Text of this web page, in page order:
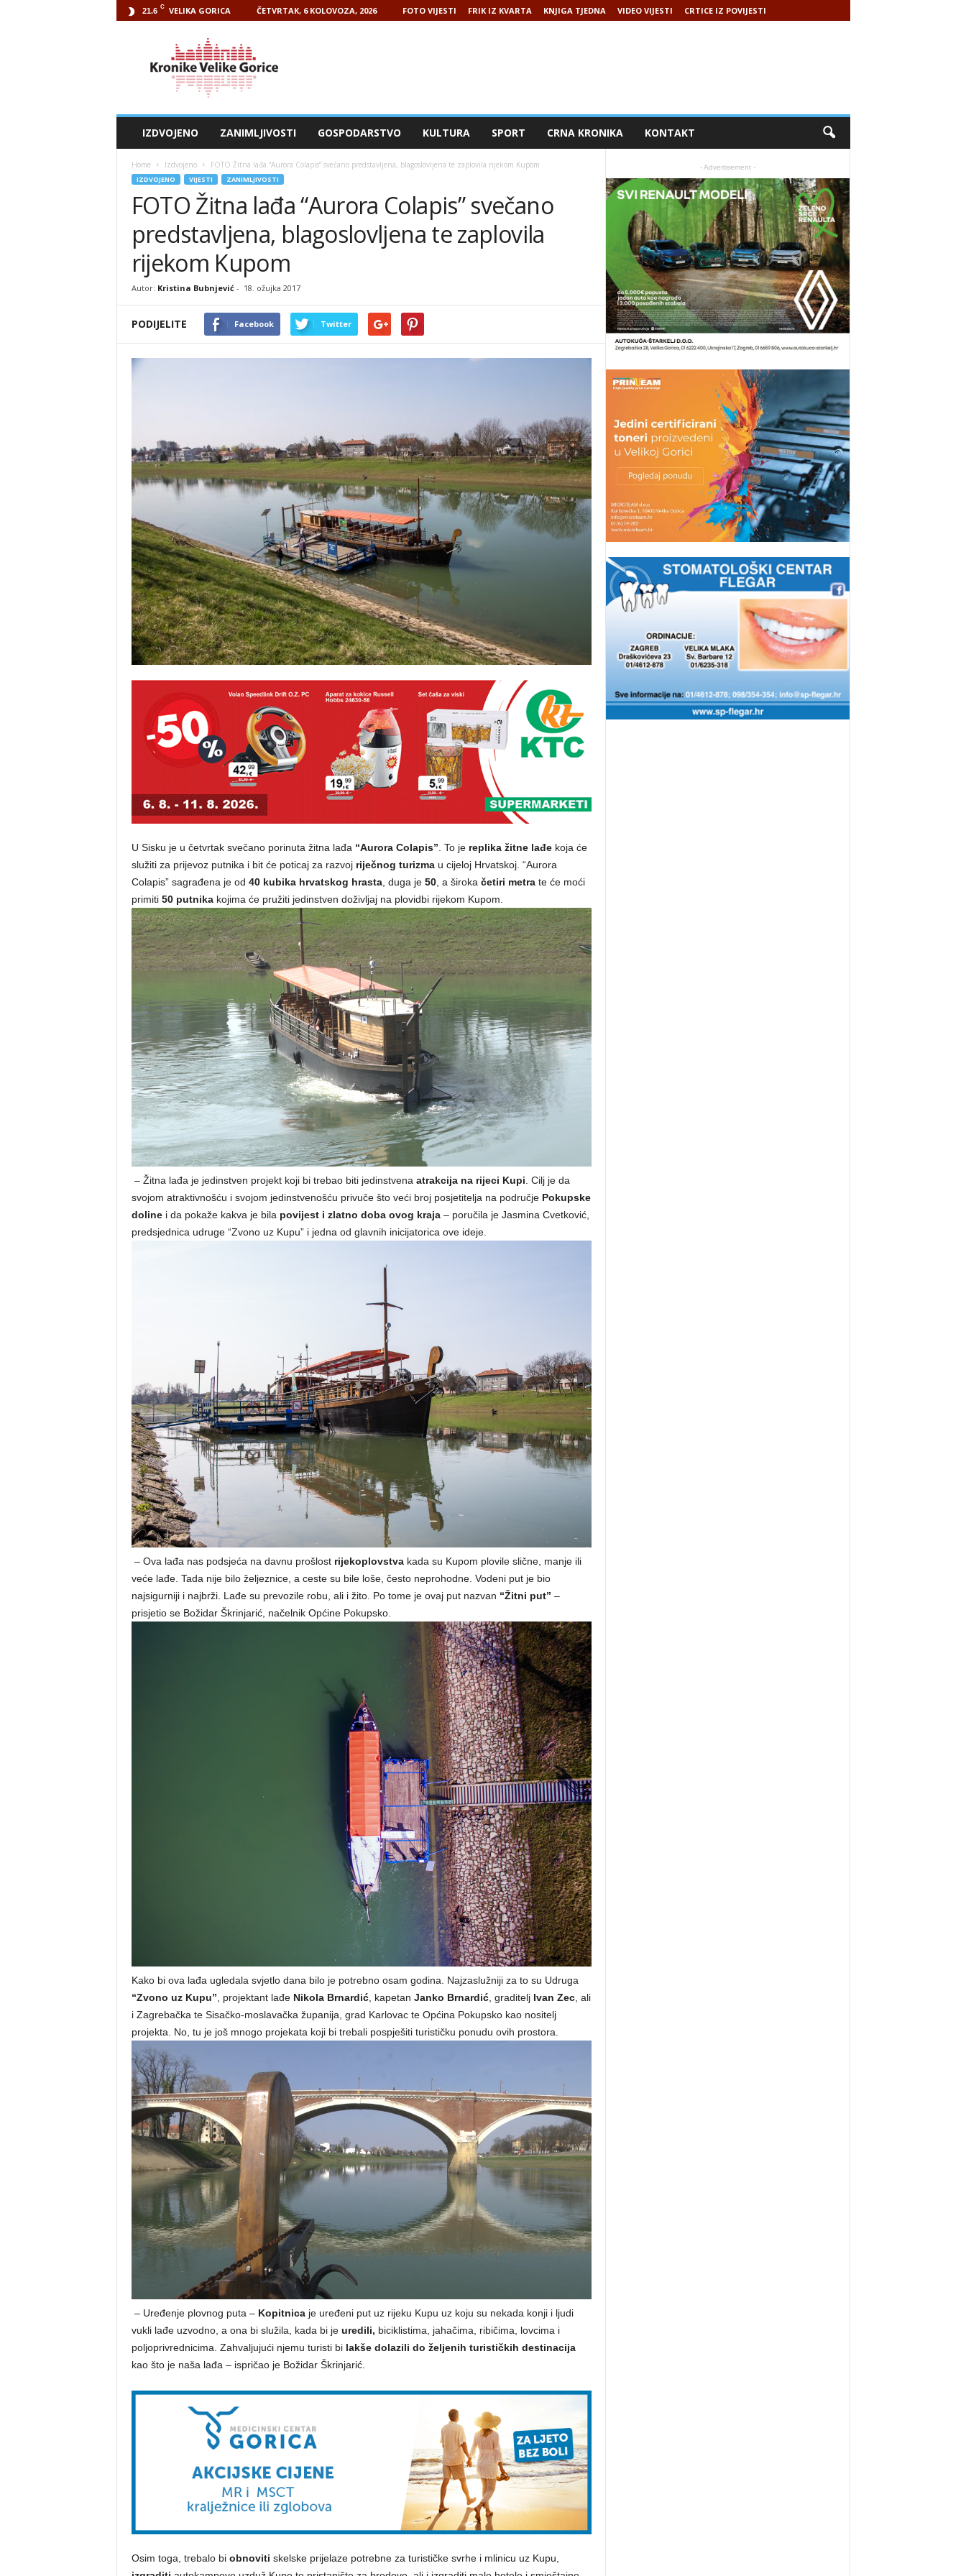
21.6 C VELIKA GORICA ČETVRTAK, 6 KOLOVOZA, 2026 FOTO VIJESTI FRIK IZ KVARTA KNJIGA TJEDNA VIDEO VIJESTI CRTICE IZ POVIJESTI
IZDVOJENO ZANIMLJIVOSTI GOSPODARSTVO KULTURA SPORT CRNA KRONIKA KONTAKT
Home Izdvojeno FOTO Žitna lađa “Aurora Colapis” svečano predstavljena, blagoslovljena te zaplovila rijekom Kupom
IZDVOJENO VIJESTI ZANIMLJIVOSTI
FOTO Žitna lađa “Aurora Colapis” svečano
predstavljena, blagoslovljena te zaplovila
rijekom Kupom
Autor: Kristina Bubnjević- 18. ožujka 2017
PODIJELITE Facebook Twitter
U Sisku je u četvrtak svečano porinuta žitna lađa “Aurora Colapis” . To je replika žitne lađekoja će
služiti za prijevoz putnika i bit će poticaj za razvoj riječnog turizmau cijeloj Hrvatskoj. “Aurora
Colapis” sagrađena je od 40 kubika hrvatskog hrasta, duga je50, a široka četiri metrate će moći
primiti 50 putnikakojima će pružiti jedinstven doživljaj na plovidbi rijekom Kupom.
– Žitna lađa je jedinstven projekt koji bi trebao biti jedinstvena atrakcija na rijeci Kupi . Cilj je da
svojom atraktivnošću i svojom jedinstvenošću privuče što veći broj posjetitelja na područje Pokupske
dolinei da pokaže kakva je bila povijest i zlatno doba ovog kraja– poručila je Jasmina Cvetković,
predsjednica udruge “Zvono uz Kupu” i jedna od glavnih inicijatorica ove ideje.
– Ova lađa nas podsjeća na davnu prošlost rijekoplovstvakada su Kupom plovile slične, manje ili
veće lađe. Tada nije bilo željeznice, a ceste su bile loše, često neprohodne. Vodeni put je bio
najsigurniji i najbrži. Lađe su prevozile robu, ali i žito. Po tome je ovaj put nazvan “Žitni put” –
prisjetio se Božidar Škrinjarić, načelnik Općine Pokupsko.
Kako bi ova lađa ugledala svjetlo dana bilo je potrebno osam godina. Najzaslužniji za to su Udruga
“Zvono uz Kupu” , projektant lađe Nikola Brnardić, kapetan Janko Brnardić, graditelj Ivan Zec, ali
i Zagrebačka te Sisačko-moslavačka županija, grad Karlovac te Općina Pokupsko kao nositelj
projekta. No, tu je još mnogo projekata koji bi trebali pospješiti turističku ponudu ovih prostora.
– Uređenje plovnog puta – Kopitnicaje uređeni put uz rijeku Kupu uz koju su nekada konji i ljudi
vukli lađe uzvodno, a ona bi služila, kada bi je uredili, biciklistima, jahačima, ribičima, lovcima i
poljoprivrednicima. Zahvaljujući njemu turisti bi lakše dolazili do željenih turističkih destinacija
kao što je naša lađa – ispričao je Božidar Škrinjarić.
Osim toga, trebalo bi obnoviti skelske prijelaze potrebne za turističke svrhe i mlinicu uz Kupu,
- Advertisement -